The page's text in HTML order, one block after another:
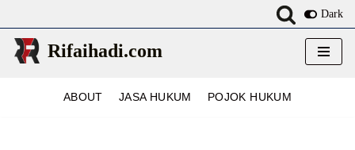
Lompat
ke
Dark
Rifaihadi.com
ABOUT JASA HUKUM POJOK HUKUM